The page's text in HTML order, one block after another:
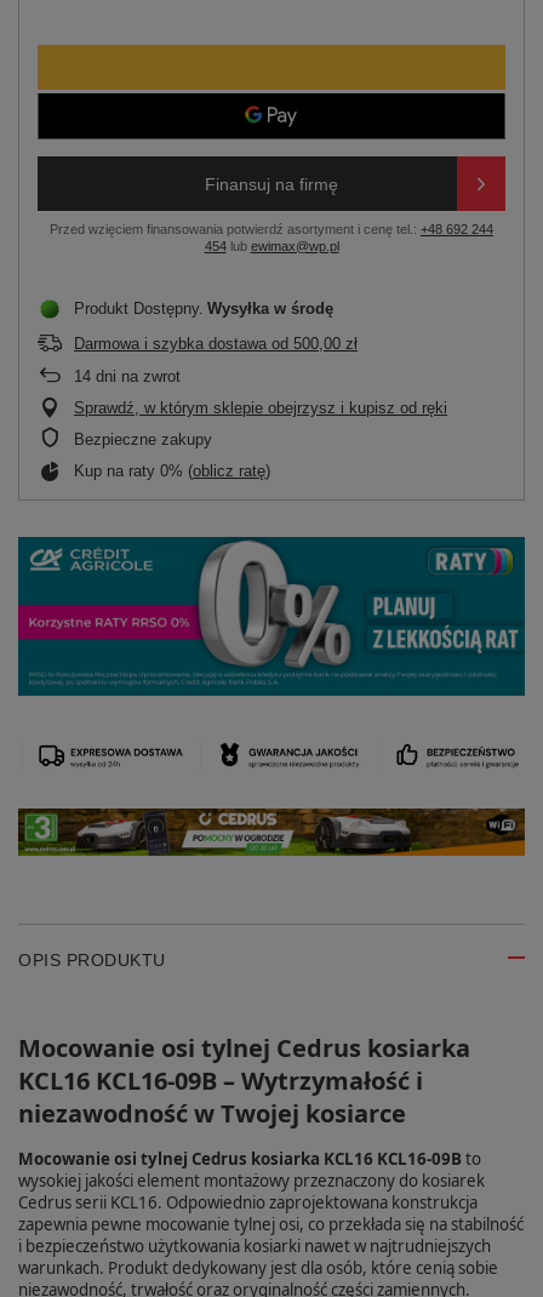
Finansuj na firmę
Przed wzięciem finansowania potwierdź asortyment i cenę tel.: +48 692 244
454lub ewimax@wp.pl
Produkt Dostępny Wysyłka w środę
Darmowa i szybka dostawa od 500,00 zł
14 dni na zwrot
Sprawdź, w którym sklepie obejrzysz i kupisz od ręki
Bezpieczne zakupy
Kup na raty 0% (oblicz ratę)
OPIS PRODUKTU
Mocowanie osi tylnej Cedrus kosiarka
KCL16 KCL16-09B – Wytrzymałość i
niezawodność w Twojej kosiarce
Mocowanie osi tylnej Cedrus kosiarka KCL16 KCL16-09B to
wysokiej jakości element montażowy przeznaczony do kosiarek
Cedrus serii KCL16. Odpowiednio zaprojektowana konstrukcja
zapewnia pewne mocowanie tylnej osi, co przekłada się na stabilność
i bezpieczeństwo użytkowania kosiarki nawet w najtrudniejszych
warunkach. Produkt dedykowany jest dla osób, które cenią sobie
niezawodność, trwałość oraz oryginalność części zamiennych.